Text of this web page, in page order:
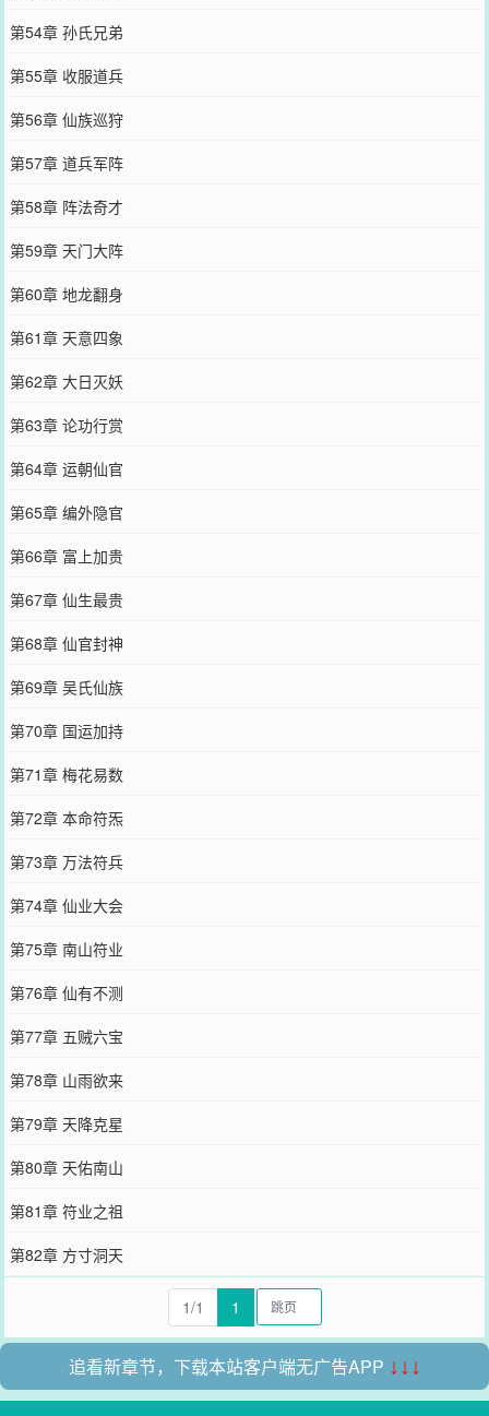
第54章 孙氏兄弟
第55章 收服道兵
第56章 仙族巡狩
第57章 道兵军阵
第58章 阵法奇才
第59章 天门大阵
第60章 地龙翻身
第61章 天意四象
第62章 大日灭妖
第63章 论功行赏
第64章 运朝仙官
第65章 编外隐官
第66章 富上加贵
第67章 仙生最贵
第68章 仙官封神
第69章 吴氏仙族
第70章 国运加持
第71章 梅花易数
第72章 本命符炁
第73章 万法符兵
第74章 仙业大会
第75章 南山符业
第76章 仙有不测
第77章 五贼六宝
第78章 山雨欲来
第79章 天降克星
第80章 天佑南山
第81章 符业之祖
第82章 方寸洞天
1/1 1
追看新章节，下载本站客户端无广告APP ↓↓↓